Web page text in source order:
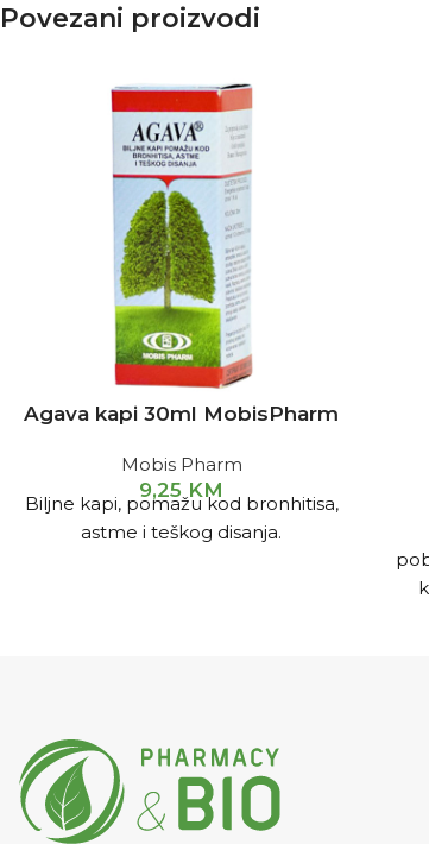
Povezani proizvodi
Agava kapi 30ml MobisPharm
Mobis Pharm
9,25 KM
Biljne kapi, pomažu kod bronhitisa,
astme i teškog disanja.